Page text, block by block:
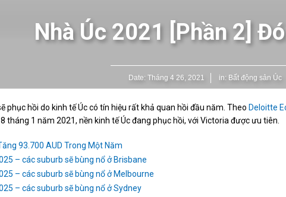
Nhà Úc 2021 [Phần 2]
Date: Tháng 4 26, 2021 in: Bất động sản Úc
phục hồi do kinh tế Úc có tín hiệu rất khả quan hồi đầu năm. Theo Deloitte
tháng 1 năm 2021, nền kinh tế Úc đang phục hồi, với Victoria được ưu tiên.
93.700 AUD Trong Một Năm
– các suburb sẽ bùng nổ ở Brisbane
– các suburb sẽ bùng nổ ở Melbourne
– các suburb sẽ bùng nổ ở Sydney